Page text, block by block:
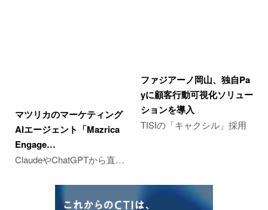
マツリカのマーケティング
AIエージェント「Mazrica
Engage…
ClaudeやChatGPTから直…
ファジアーノ岡山、独自Pa
yに顧客行動可視化ソリュー
ションを導入
TISIの「キャクシル」採用